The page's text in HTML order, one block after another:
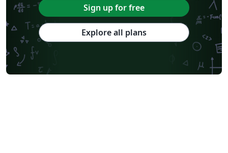
Sign up for free
Explore all plans